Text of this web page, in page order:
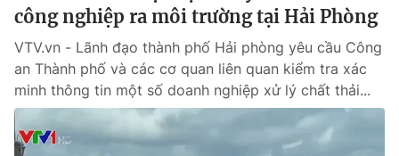
công nghiệp ra môi trường tại Hải Phòng
VTV.vn - Lãnh đạo thành phố Hải phòng yêu cầu Công
an Thành phố và các cơ quan liên quan kiểm tra xác
minh thông tin một số doanh nghiệp xử lý chất thải...